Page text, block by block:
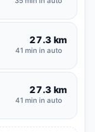
27.3 km
41 min in auto
27.3 km
41 min in auto